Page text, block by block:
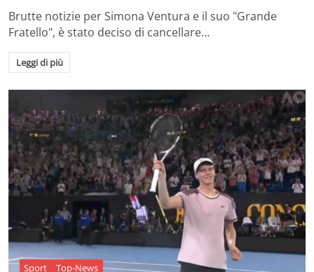
Brutte notizie per Simona Ventura e il suo "Grande
Fratello", è stato deciso di cancellare…
Leggi di più
Sport Top-News